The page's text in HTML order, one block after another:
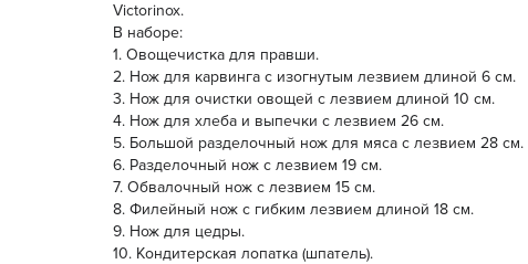
Victorinox.
В наборе:
1. Овощечистка для правши.
2. Нож для карвинга с изогнутым лезвием длиной 6 см.
3. Нож для очистки овощей с лезвием длиной 10 см.
4. Нож для хлеба и выпечки с лезвием 26 см.
5. Большой разделочный нож для мяса с лезвием 28 см.
6. Разделочный нож с лезвием 19 см.
7. Обвалочный нож с лезвием 15 см.
8. Филейный нож с гибким лезвием длиной 18 см.
9. Нож для цедры.
10. Кондитерская лопатка (шпатель).